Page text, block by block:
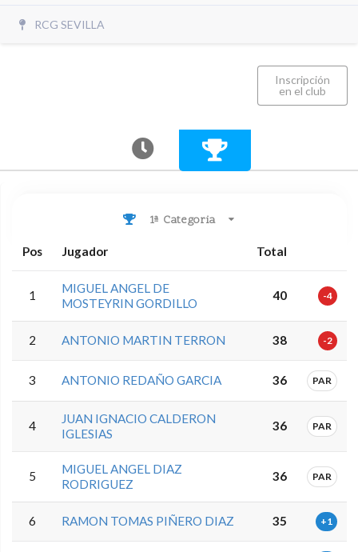
RCG SEVILLA
Inscripción
en el club
1ª Categoria
Pos Jugador Total
1
MIGUEL ANGEL DE
MOSTEYRIN GORDILLO
40 -4
2 ANTONIO MARTIN TERRON 38 -2
3 ANTONIO REDAÑO GARCIA 36 PAR
4
JUAN IGNACIO CALDERON
IGLESIAS
36 PAR
5
MIGUEL ANGEL DIAZ
RODRIGUEZ
36 PAR
6 RAMON TOMAS PIÑERO DIAZ 35 +1